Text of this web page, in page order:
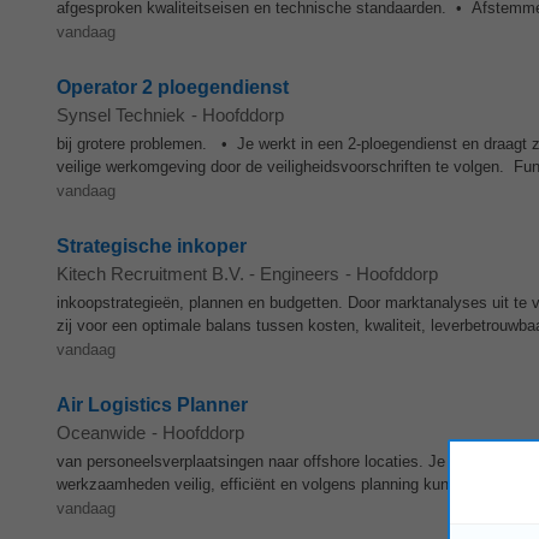
afgesproken kwaliteitseisen en technische standaarden. •
vandaag
Operator 2 ploegendienst
Synsel Techniek - Hoofddorp
bij grotere problemen. • Je werkt in een 2-ploegendienst en draagt
veilige werkomgeving door de veiligheidsvoorschriften te volgen.
vandaag
Strategische inkoper
Kitech Recruitment B.V. - Engineers - Hoofddorp
inkoopstrategieën, plannen en budgetten. Door marktanalyses uit
zij voor een optimale balans tussen kosten, kwaliteit,
vandaag
Air Logistics Planner
Oceanwide - Hoofddorp
van personeelsverplaatsingen naar offshore locaties. Je zorgt
werkzaamheden veilig, efficiënt en volgens planning kunnen
vandaag